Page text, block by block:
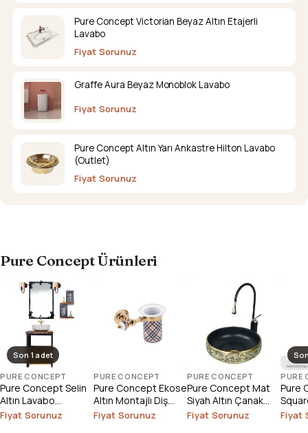
Pure Concept Victorian Beyaz Altın Etajerli
Lavabo
Fiyat Sorunuz
Graffe Aura Beyaz Monoblok Lavabo
Fiyat Sorunuz
Pure Concept Altın Yarı Ankastre Hilton Lavabo
(Outlet)
Fiyat Sorunuz
Pure Concept Ürünleri
Son 1 adet
PURE CONCEPT
Pure Concept Selin
Altın Lavabo
Bataryası (Outlet)
Fiyat Sorunuz
PURE CONCEPT
Pure Concept Ekose
Altın Montajlı Diş
Fırçalık
Fiyat Sorunuz
PURE CONCEPT
Pure Concept Mat
Siyah Altın Çanak
Lavabo
Fiyat Sorunuz
PURE
Pure
Fiyat